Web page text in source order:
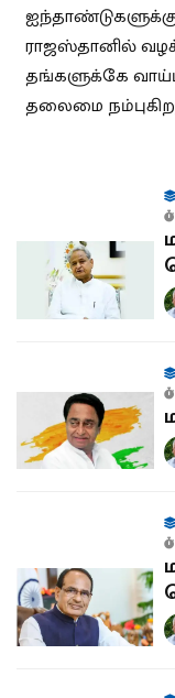
ராஜஸ்தானில்
தங்களுக்கே
தலைமை